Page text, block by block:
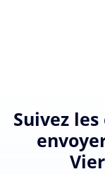
Suivez